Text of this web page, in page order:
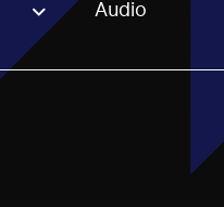
option. Audio